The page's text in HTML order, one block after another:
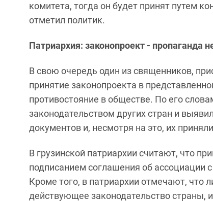
комитета, тогда он будет принят путем
отметил политик.
Патриархия: законопроект - пропаганда
В свою очередь один из священников,
принятие законопроекта в
противостояние в обществе. По его
законодательством других стран и
документов и, несмотря на это, их
В грузинской патриархии считают, что
подписанием соглашения об ассоциации
Кроме того, в патриархии отмечают, что
действующее законодательство страны,